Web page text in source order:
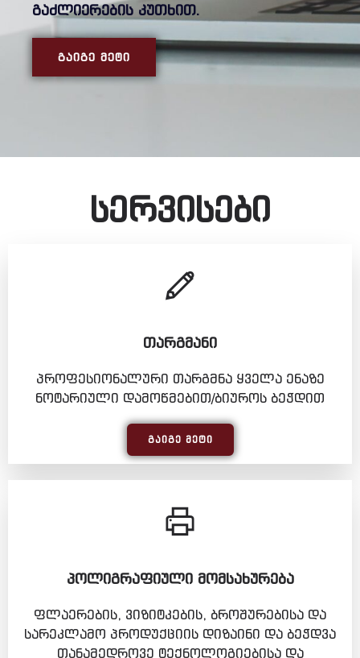
გაძლიერების კუთხით.
ᲒᲐᲘᲒᲔ ᲛᲔᲢᲘ
სერვისები
ᲗᲐᲠᲒᲛᲐᲜᲘ
პროფესიონალური თარგმნა ყველა ენაზე
ნოტარიული დამოწმებით/ბიუროს ბეჭდით
ᲒᲐᲘᲒᲔ ᲛᲔᲢᲘ
ᲞᲝᲚᲘᲒᲠᲐᲤᲘᲣᲚᲘ ᲛᲝᲛᲡᲐᲮᲣᲠᲔᲑᲐ
ფლაერების, ვიზიტკების, ბროშურებისა და
სარეკლამო პროდუქციის დიზაინი და ბეჭდვა
თანამედროვე ტექნოლოგიებისა და